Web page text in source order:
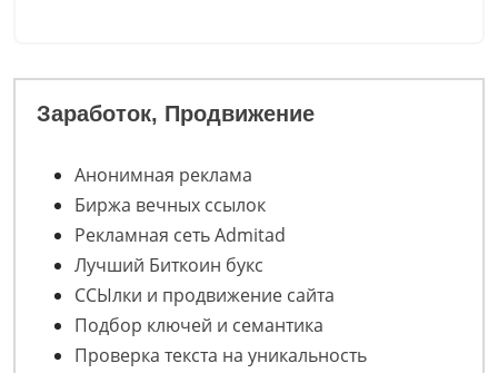
Заработок, Продвижение
Анонимная реклама
Биржа вечных ссылок
Рекламная сеть Admitad
Лучший Биткоин букс
ССЫлки и продвижение сайта
Подбор ключей и семантика
Проверка текста на уникальность